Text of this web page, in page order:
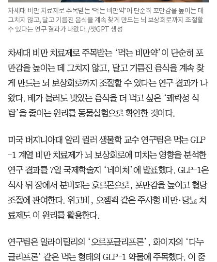
차세대 비만 치료제로 주목받는 ‘먹는 비만약’이 단순히 포만감을 높이는 데
그치지 않고, 달고 기름진 음식을 계속 찾게 만드는 뇌 보상회로까지 조절할
수 있다는 연구 결과가 나왔다. /챗GPT 생성
차세대 비만 치료제로 주목받는 ‘먹는 비만약’이 단순히 포
만감을 높이는 데 그치지 않고, 달고 기름진 음식을 계속 찾
게 만드는 뇌 보상회로까지 조절할 수 있다는 연구 결과가 나
왔다. 배가 불러도 맛있는 음식을 더 먹고 싶은 ‘쾌락성 식
탐’을 줄이는 원리를 동물실험으로 확인한 것이다.
미국 버지니아대 알리 귈러 생물학 교수 연구팀은 먹는 GLP
-1 계열 비만 치료제가 뇌 보상회로에 미치는 영향을 분석한
연구 결과를 7일 국제학술지 ‘네이처’에 발표했다. GLP-1은
식사 뒤 장에서 분비되는 호르몬으로, 포만감을 높이고 혈당
조절에 관여한다. 위고비, 오젬픽 같은 주사형 비만·당뇨 치
료제도 이 원리를 활용한다.
연구팀은 일라이릴리의 ‘오르포글리프론’, 화이자의 ‘다누
글리프론’ 같은 먹는 형태의 GLP-1 약물에 주목했다. 이 중